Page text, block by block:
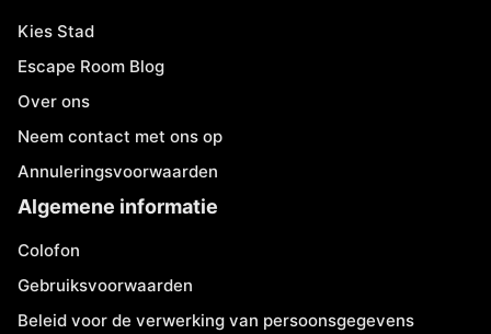
Kies Stad
Escape Room Blog
Over ons
Neem contact met ons op
Annuleringsvoorwaarden
Algemene informatie
Colofon
Gebruiksvoorwaarden
Beleid voor de verwerking van persoonsgegevens